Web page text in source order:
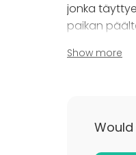
jonka
paikan
Vanhan
Show more